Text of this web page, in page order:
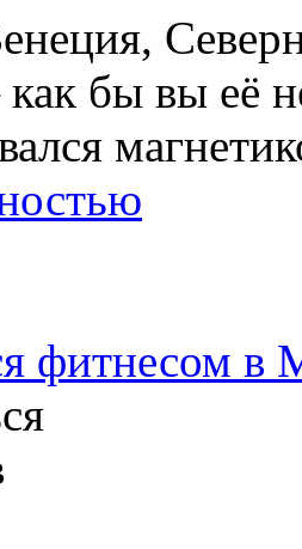
бы вы её
фитнесом в